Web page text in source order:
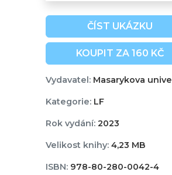
ČÍST UKÁZKU
KOUPIT ZA 160 KČ
Vydavatel:Masarykova
Kategorie:LF
Rok vydání:2023
Velikost knihy:4,23 MB
ISBN:978-80-280-0042-4